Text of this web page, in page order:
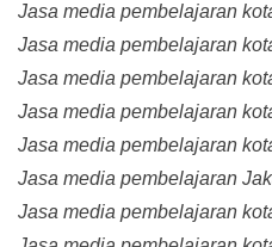
Jasa media pembelajaran
Jasa media pembelajaran
Jasa media pembelajaran
Jasa media pembelajaran
Jasa media pembelajaran
Jasa media pembelajaran
Jasa media pembelajaran